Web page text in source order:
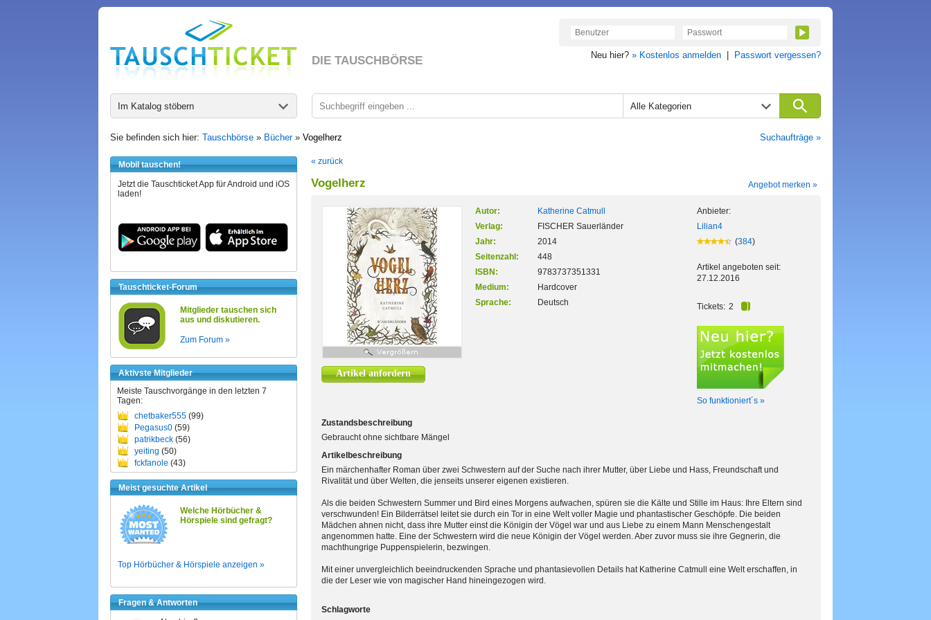
DIE TAUSCHBÖRSE Neu hier? » Kostenlos anmelden Passwort vergessen?
Im Katalog stöbern Alle Kategorien
Sie befinden sich hier: Tauschbörse » Bücher» Vogelherz Suchaufträge »
Mobil tauschen!
Jetzt die Tauschticket App für Android und iOS
laden!
Tauschticket-Forum
Mitglieder tauschen sich
aus und diskutieren.
Zum Forum »
Aktivste Mitglieder
Meiste Tauschvorgänge in den letzten 7
Tagen:
chetbaker555 (99)
Pegasus0 (59)
patrikbeck (56)
yeiting (50)
fckfanole (43)
Meist gesuchte Artikel
Welche Hörbücher &
Hörspiele sind gefragt?
Top Hörbücher & Hörspiele anzeigen »
Fragen & Antworten
« zurück
Vogelherz Angebot merken »
Artikel anfordern
Autor:
Katherine Catmull
Verlag:
FISCHER Sauerländer
Jahr:
2014
Seitenzahl:
448
ISBN:
9783737351331
Medium:
Hardcover
Sprache:
Deutsch
Anbieter:
Lilian4
(384)
Artikel angeboten seit:
27.12.2016
Tickets: 2
So funktioniert´s »
Zustandsbeschreibung
Gebraucht ohne sichtbare Mängel
Artikelbeschreibung
Ein märchenhafter Roman über zwei Schwestern auf der Suche nach ihrer Mutter, über Liebe und Hass, Freundschaft und
Rivalität und über Welten, die jenseits unserer eigenen existieren.
Als die beiden Schwestern Summer und Bird eines Morgens aufwachen, spüren sie die Kälte und Stille im Haus: Ihre Eltern sind
verschwunden! Ein Bilderrätsel leitet sie durch ein Tor in eine Welt voller Magie und phantastischer Geschöpfe. Die beiden
Mädchen ahnen nicht, dass ihre Mutter einst die Königin der Vögel war und aus Liebe zu einem Mann Menschengestalt
angenommen hatte. Eine der Schwestern wird die neue Königin der Vögel werden. Aber zuvor muss sie ihre Gegnerin, die
machthungrige Puppenspielerin, bezwingen.
Mit einer unvergleichlich beeindruckenden Sprache und phantasievollen Details hat Katherine Catmull eine Welt erschaffen, in
die der Leser wie von magischer Hand hineingezogen wird.
Schlagworte